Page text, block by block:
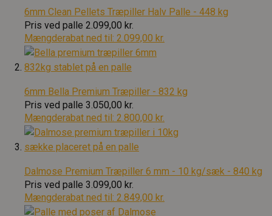
6mm Clean Pellets Træpiller Halv Palle - 448 kg
Pris ved palle 2.099,00 kr.
Mængderabat ned til: 2.099,00 kr.
6mm Bella Premium Træpiller - 832 kg
Pris ved palle 3.050,00 kr.
Mængderabat ned til: 2.800,00 kr.
Dalmose Premium Træpiller 6 mm - 10 kg/sæk - 840 kg
Pris ved palle 3.099,00 kr.
Mængderabat ned til: 2.849,00 kr.